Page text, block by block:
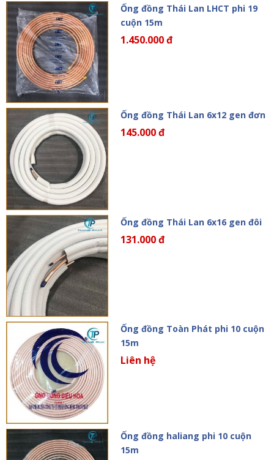
Ống đồng Thái Lan LHCT phi 19
cuộn 15m
1.450.000 đ
Ống đồng Thái Lan 6x12 gen đơn
145.000 đ
Ống đồng Thái Lan 6x16 gen đôi
131.000 đ
Ống đồng Toàn Phát phi 10 cuộn
15m
Liên hệ
Ống đồng haliang phi 10 cuộn
15m